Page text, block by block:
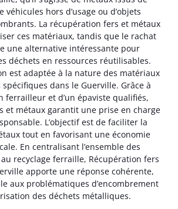
véhicules hors d’usage ou d’objets
La récupération fers et métaux
ces matériaux, tandis que le rachat
une alternative intéressante pour
déchets en ressources réutilisables.
est adaptée à la nature des matériaux
dans le Guerville. Grâce à
ferrailleur et d’un épaviste qualifiés,
et métaux garantit une prise en charge
L’objectif est de faciliter la
tout en favorisant une économie
En centralisant l’ensemble des
recyclage ferraille, Récupération fers
apporte une réponse cohérente,
aux problématiques d’encombrement
des déchets métalliques.